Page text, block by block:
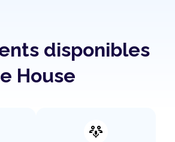
disponibles
House
adaptive_audio_mic